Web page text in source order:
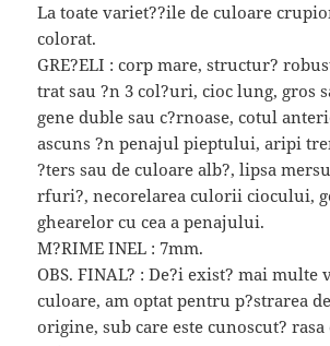
La toate variet??ile de culoare
colorat.
GRE?ELI : corp mare, structur?
trat sau ?n 3 col?uri, cioc lung, gros
gene duble sau c?rnoase, cotul
ascuns ?n penajul pieptului, aripi
?ters sau de culoare alb?, lipsa
rfuri?, necorelarea culorii ciocului,
ghearelor cu cea a penajului.
M?RIME INEL : 7mm.
OBS. FINAL? : De?i exist? mai multe
culoare, am optat pentru p?strarea
origine, sub care este cunoscut? rasa